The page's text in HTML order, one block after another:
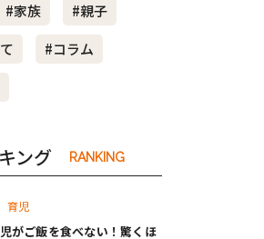
#家族
#親子
#コラム
ング RANKING
育児
がご飯を食べない！驚くほ